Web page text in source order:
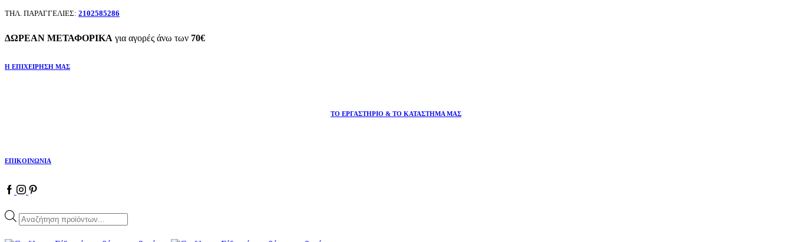
ΤΗΛ. ΠΑΡΑΓΓΕΛΙΕΣ: 2102585286
ΔΩΡΕΑΝ ΜΕΤΑΦΟΡΙΚΑ για αγορές άνω των 70€
Η ΕΠΙΧΕΙΡΗΣΗ ΜΑΣ
ΤΟ ΕΡΓΑΣΤΗΡΙΟ & ΤΟ ΚΑΤΑΣΤΗΜΑ ΜΑΣ
ΕΠΙΚΟΙΝΩΝΙΑ
Products
search